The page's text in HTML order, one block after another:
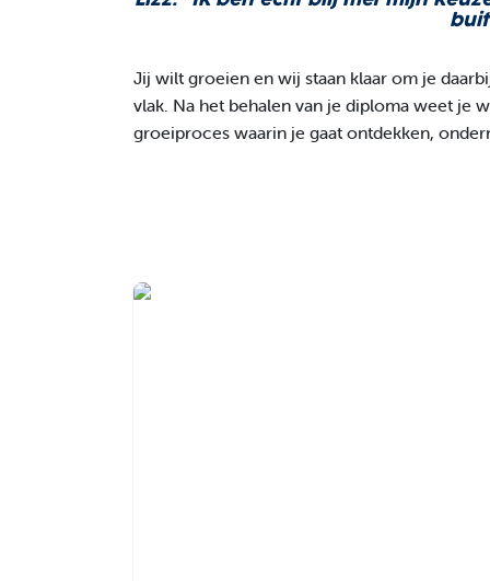
Jij wilt groeien en wij staan klaar om je
vlak. Na het behalen van je diploma weet je
groeiproces waarin je gaat ontdekken,